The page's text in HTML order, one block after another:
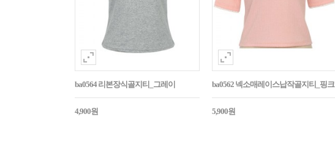
ba0564 리본장식골지티_그레이
4,900원
ba0562 넥소매레이스납작골지티_핑크
5,900원